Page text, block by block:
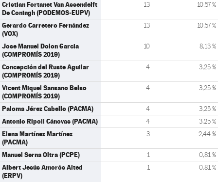
Cristian Fortanet Van Assendelft
De Coningh (PODEMOS-EUPV)
13 10,57 %
Gerardo Carretero Fernández
(VOX)
13 10,57 %
Jose Manuel Dolon Garcia
(COMPROMÍS 2019)
10 8,13 %
Concepción del Ruste Aguilar
(COMPROMÍS 2019)
4 3,25 %
Vicent Miquel Sansano Belso
(COMPROMÍS 2019)
4 3,25 %
Paloma Jérez Cabello (PACMA) 4 3,25 %
Antonio Ripoll Cánovas (PACMA) 4 3,25 %
Elena Martínez Martínez
(PACMA)
3 2,44 %
Manuel Serna Oltra (PCPE) 1 0,81 %
Albert Jesús Amorós Alted
(ERPV)
1 0,81 %